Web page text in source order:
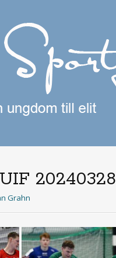
20240328
Grahn